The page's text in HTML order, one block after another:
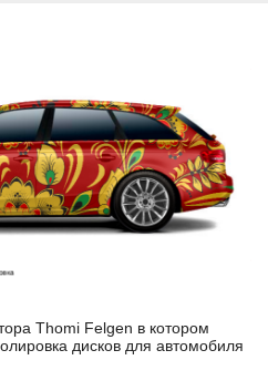
Thomi Felgen в котором
дисков для автомобиля